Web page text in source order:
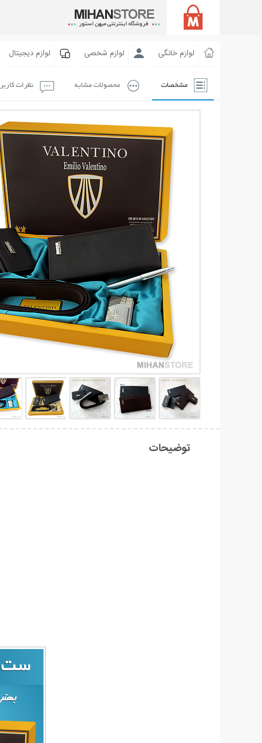
لوازم خانگی لوازم شخصی لوازم دیجیتال
مشخصات محصولات مشابه نظرات
توضیحات